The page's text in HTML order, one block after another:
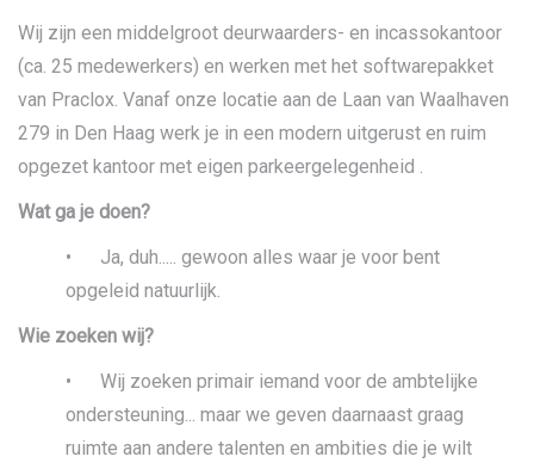
Wij zijn een middelgroot deurwaarders- en incassokantoor
(ca. 25 medewerkers) en werken met het softwarepakket
van Praclox. Vanaf onze locatie aan de Laan van Waalhaven
279 in Den Haag werk je in een modern uitgerust en ruim
opgezet kantoor met eigen parkeergelegenheid .
Wat ga je doen?
• Ja, duh..... gewoon alles waar je voor bent
opgeleid natuurlijk.
Wie zoeken wij?
• Wij zoeken primair iemand voor de ambtelijke
ondersteuning... maar we geven daarnaast graag
ruimte aan andere talenten en ambities die je wilt